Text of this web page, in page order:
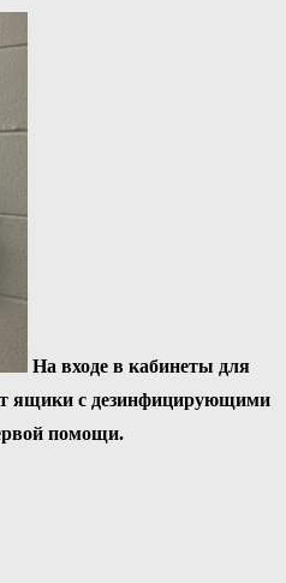
На входе в кабинеты для
ящики с дезинфицирующими
помощи.